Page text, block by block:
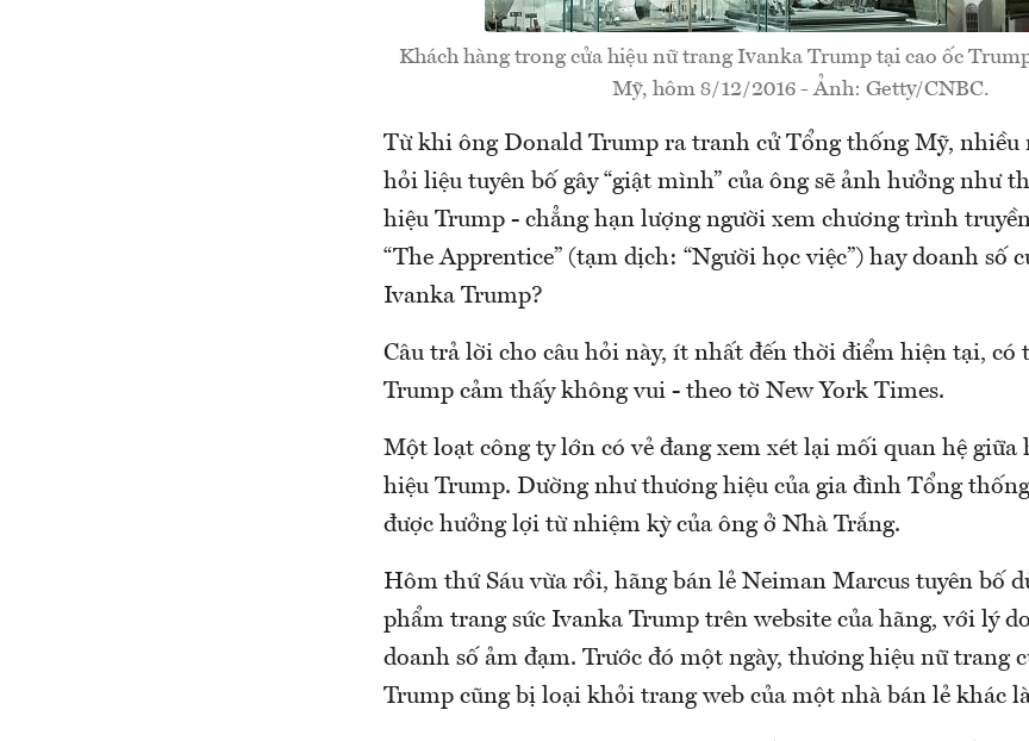
Khách hàng trong cửa hiệu nữ trang Ivanka Trump tại cao ốc
Mỹ, hôm 8/12/2016 - Ảnh: Getty/CNBC.
Từ khi ông Donald Trump ra tranh cử Tổng thống Mỹ, nhiều
hỏi liệu tuyên bố gây “giật mình” của ông sẽ ảnh hưởng như
hiệu Trump - chẳng hạn lượng người xem chương trình
“The Apprentice” (tạm dịch: “Người học việc”) hay doanh số
Ivanka Trump?
Câu trả lời cho câu hỏi này, ít nhất đến thời điểm hiện tại, có
Trump cảm thấy không vui - theo tờ New York Times.
Một loạt công ty lớn có vẻ đang xem xét lại mối quan hệ giữa
hiệu Trump. Dường như thương hiệu của gia đình Tổng
được hưởng lợi từ nhiệm kỳ của ông ở Nhà Trắng.
Hôm thứ Sáu vừa rồi, hãng bán lẻ Neiman Marcus tuyên bố
phẩm trang sức Ivanka Trump trên website của hãng, với lý
doanh số ảm đạm. Trước đó một ngày, thương hiệu nữ trang
Trump cũng bị loại khỏi trang web của một nhà bán lẻ khác